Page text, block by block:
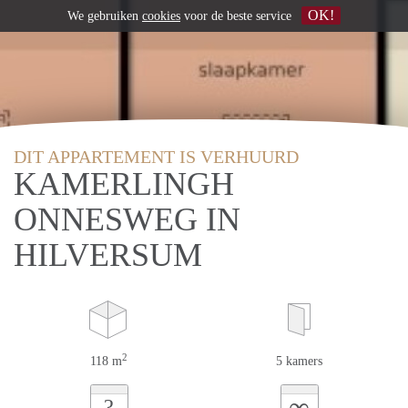
DIT APPARTEMENT IS VERHUURD
KAMERLINGH
ONNESWEG IN
HILVERSUM
118 m2 5 kamers
We gebruiken cookies voor de beste service OK!